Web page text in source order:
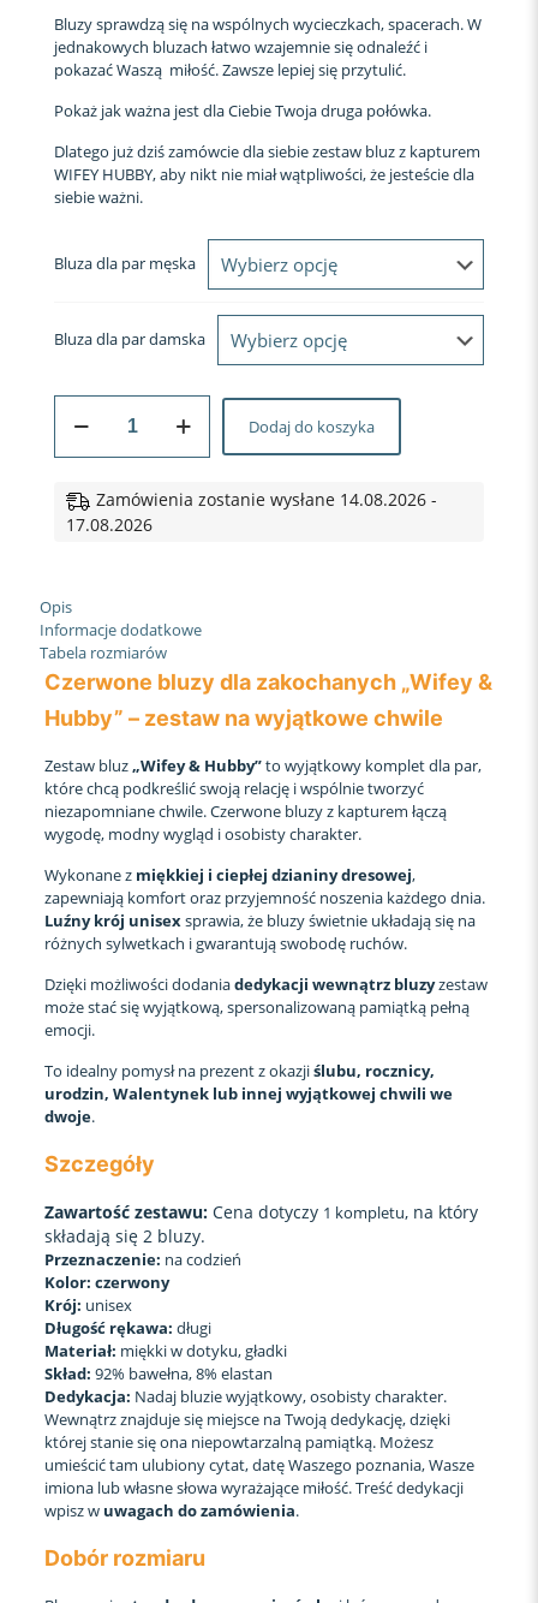
Bluzy sprawdzą się na wspólnych wycieczkach, spacerach. W
jednakowych bluzach łatwo wzajemnie się odnaleźć i
pokazać Waszą miłość. Zawsze lepiej się przytulić.
Pokaż jak ważna jest dla Ciebie Twoja druga połówka.
Dlatego już dziś zamówcie dla siebie zestaw bluz z kapturem
WIFEY HUBBY, aby nikt nie miał wątpliwości, że jesteście dla
siebie ważni.
Bluza dla par męska
Bluza dla par damska
BLUZY
KAPTUREM
Dodaj do koszyka
Zamówienia zostanie wysłane 14.08.2026 -
17.08.2026
Opis
Informacje dodatkowe
Tabela rozmiarów
Czerwone bluzy dla zakochanych „Wifey &
Hubby” – zestaw na wyjątkowe chwile
Zestaw bluz„Wifey & Hubby”to wyjątkowy komplet dla par,
które chcą podkreślić swoją relację i wspólnie tworzyć
niezapomniane chwile. Czerwone bluzy z kapturem łączą
wygodę, modny wygląd i osobisty charakter.
Wykonane z miękkiej i ciepłej dzianiny dresowej,
zapewniają komfort oraz przyjemność noszenia każdego dnia.
Luźny krój unisexsprawia, że bluzy świetnie układają się na
różnych sylwetkach i gwarantują swobodę ruchów.
Dzięki możliwości dodaniadedykacji wewnątrz bluzyzestaw
może stać się wyjątkową, spersonalizowaną pamiątką pełną
emocji.
To idealny pomysł na prezent z okazjiślubu, rocznicy,
urodzin, Walentynek lub innej wyjątkowej chwili we
dwoje.
Szczegóły
Zawartość zestawu: Cena dotyczy 1 kompletu, na który
składają się 2 bluzy.
Przeznaczenie: na codzień
Kolor: czerwony
Krój: unisex
Długość rękawa: długi
Materiał: miękki w dotyku, gładki
Skład: 92% bawełna, 8% elastan
Dedykacja: Nadaj bluzie wyjątkowy, osobisty charakter.
Wewnątrz znajduje się miejsce na Twoją dedykację, dzięki
której stanie się ona niepowtarzalną pamiątką. Możesz
umieścić tam ulubiony cytat, datę Waszego poznania, Wasze
imiona lub własne słowa wyrażające miłość. Treść dedykacji
wpisz w uwagach do zamówienia.
Dobór rozmiaru